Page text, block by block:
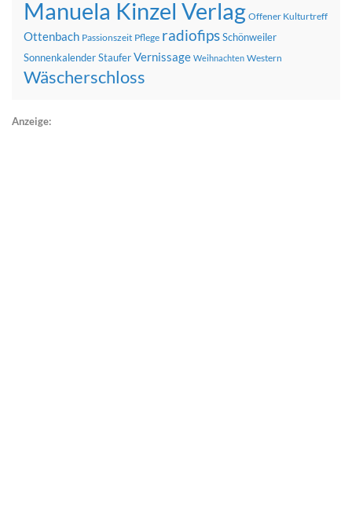
Manuela Kinzel Verlag Offener Kulturtreff
Ottenbach Passionszeit Pflege radiofipsSchönweiler
SonnenkalenderStauferVernissage Weihnachten Western
Wäscherschloss
Anzeige: